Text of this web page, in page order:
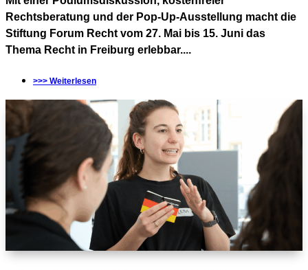
Rechtsberatung und der Pop-Up-Ausstellung macht die
Stiftung Forum Recht vom 27. Mai bis 15. Juni das
Thema Recht in Freiburg erlebbar....
>>> Weiterlesen